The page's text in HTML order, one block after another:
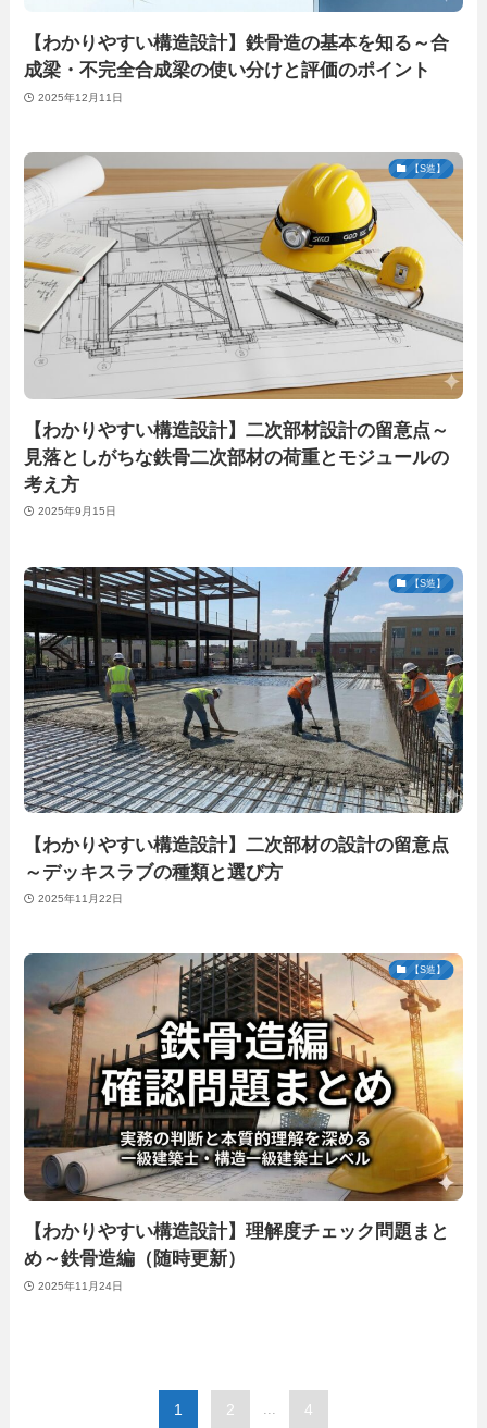
【わかりやすい構造設計】鉄骨造の基本を知る～合
成梁・不完全合成梁の使い分けと評価のポイント
2025年12月11日
【S造】
【わかりやすい構造設計】二次部材設計の留意点～
見落としがちな鉄骨二次部材の荷重とモジュールの
考え方
2025年9月15日
【S造】
【わかりやすい構造設計】二次部材の設計の留意点
～デッキスラブの種類と選び方
2025年11月22日
【S造】
【わかりやすい構造設計】理解度チェック問題まと
め～鉄骨造編（随時更新）
2025年11月24日
1 2 ... 4